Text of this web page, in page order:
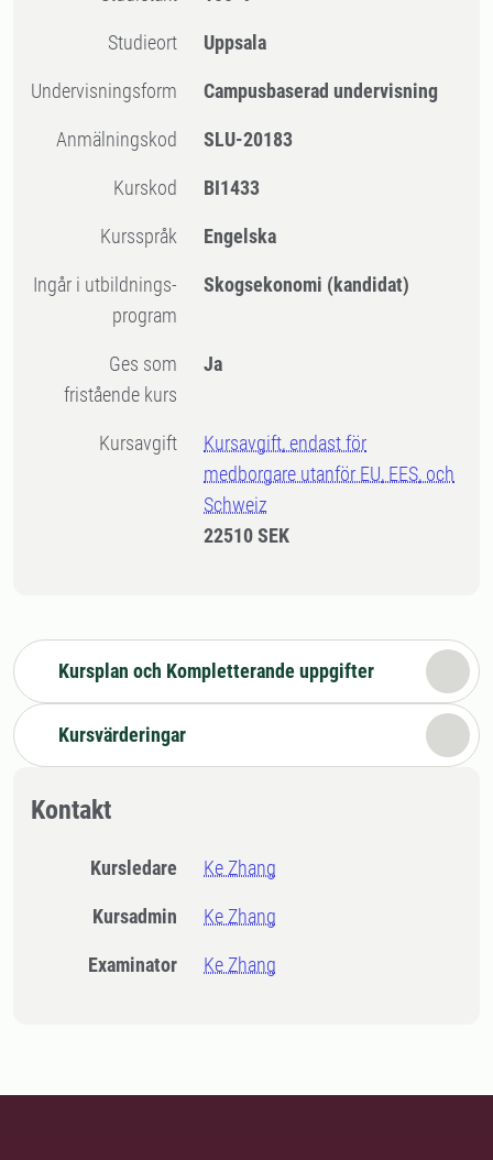
Studieort Uppsala
Undervisningsform Campusbaserad undervisning
Anmälningskod SLU-20183
Kurskod BI1433
Kursspråk Engelska
Ingår i utbildnings-
program
Skogsekonomi (kandidat)
Ges som
fristående kurs
Ja
Kursavgift
Kursavgift, endast för
medborgare utanför EU, EES, och
Schweiz
22510 SEK
Kursplan och Kompletterande uppgifter
Kursvärderingar
Kontakt
Kursledare Ke Zhang
Kursadmin Ke Zhang
Examinator Ke Zhang